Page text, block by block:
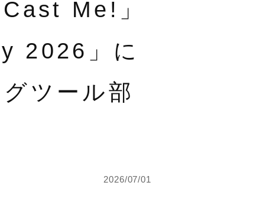
Me!」
2026」に
ツール部
2026/07/01